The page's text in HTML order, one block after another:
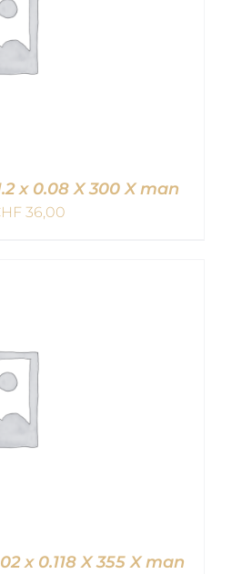
x 0.08 X 300 X man
36,00
x 0.118 X 355 X man